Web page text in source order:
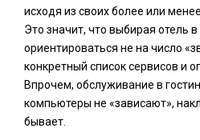
исходя из своих более или
Это значит, что выбирая отель
ориентироваться не на число
конкретный список сервисов и
Впрочем, обслуживание в
компьютеры не «зависают»,
бывает.